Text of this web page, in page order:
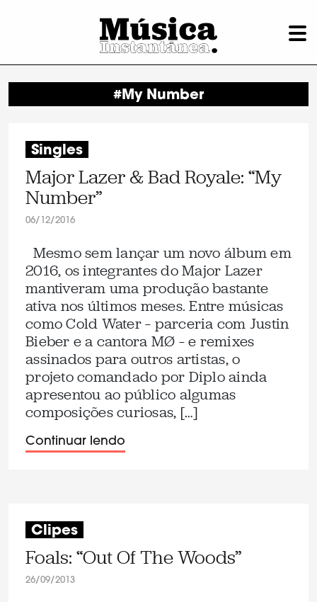
#My Number
Singles
Major Lazer & Bad Royale: “My
Number”
06/12/2016
Mesmo sem lançar um novo álbum em
2016, os integrantes do Major Lazer
mantiveram uma produção bastante
ativa nos últimos meses. Entre músicas
como Cold Water – parceria com Justin
Bieber e a cantora MØ – e remixes
assinados para outros artistas, o
projeto comandado por Diplo ainda
apresentou ao público algumas
composições curiosas, […]
Continuar lendo
Clipes
Foals: “Out Of The Woods”
26/09/2013